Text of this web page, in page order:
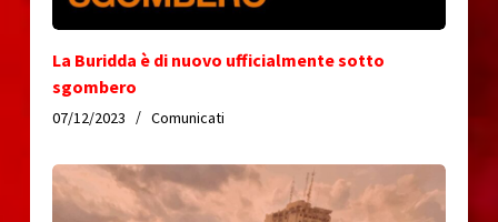
La Buridda è di nuovo ufficialmente sotto
sgombero
07/12/2023 Comunicati